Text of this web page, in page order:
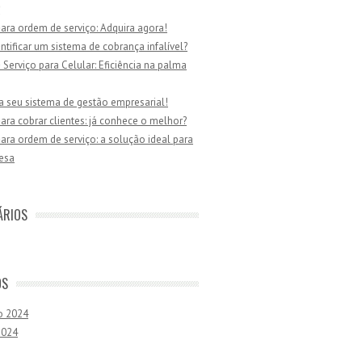
ordem de serviço: Adquira agora!
um sistema de cobrança infalível?
Serviço para Celular: Eficiência na palma
seu sistema de gestão empresarial!
cobrar clientes: já conhece o melhor?
ordem de serviço: a solução ideal para
2024